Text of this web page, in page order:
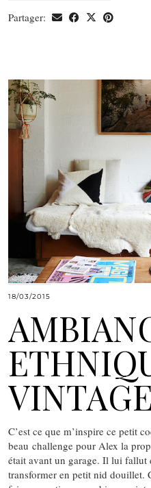
Partager:
18/03/2015
VINTAGE
C’est ce que m’inspire ce petit
beau challenge pour Alex la
était avant un garage. Il lui fallut
transformer en petit nid douillet.